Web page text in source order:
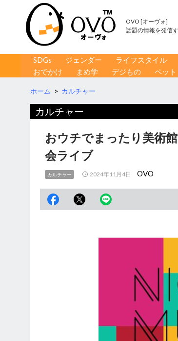
OVO [オーヴォ]
話題の情報を発信
コンテンツへ移動
SDGs ジェンダー ライフスタイル
おでかけ
まめ学 デジもの ペット
ホーム > カルチャー
カルチャー
おウチでまったり美術
会ライブ
カルチャー 2024年11月4日 OVO